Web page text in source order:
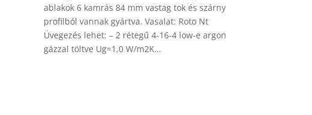
ablakok 6 kamrás 84 mm vastag tok és szárny
profilból vannak gyártva. Vasalat: Roto Nt
Üvegezés lehet: – 2 rétegű 4-16-4 low-e argon
gázzal töltve Ug=1,0 W/m2K…